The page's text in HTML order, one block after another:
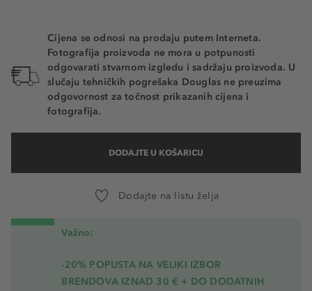
Cijena se odnosi na prodaju putem Interneta.
Fotografija proizvoda ne mora u potpunosti
odgovarati stvarnom izgledu i sadržaju proizvoda. U
slučaju tehničkih pogrešaka Douglas ne preuzima
odgovornost za točnost prikazanih cijena i
fotografija.
DODAJTE U KOŠARICU
Dodajte na listu želja
Važno:
-20% POPUSTA NA VELIKI IZBOR
BRENDOVA IZNAD 30 € + DO DODATNIH